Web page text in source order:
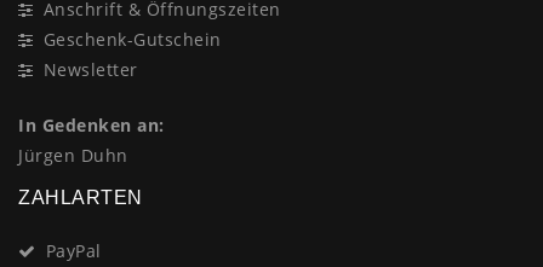
Anschrift & Öffnungszeiten
Geschenk-Gutschein
Newsletter
In Gedenken an:
Jürgen Duhn
ZAHLARTEN
PayPal